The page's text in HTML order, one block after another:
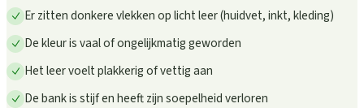
Er zitten donkere vlekken op licht leer (huidvet, inkt, kleding)
De kleur is vaal of ongelijkmatig geworden
Het leer voelt plakkerig of vettig aan
De bank is stijf en heeft zijn soepelheid verloren